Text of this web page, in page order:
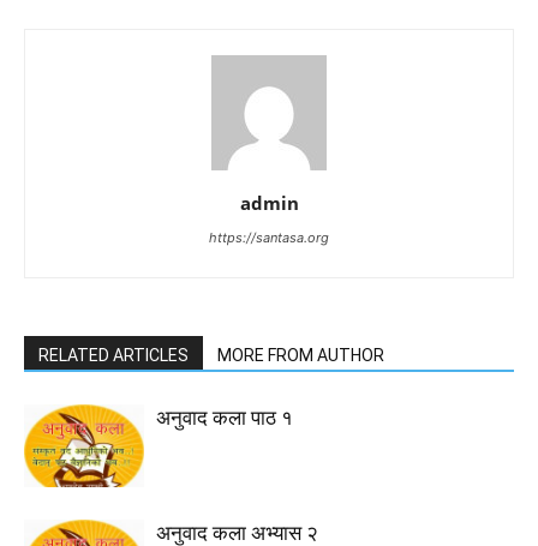
admin
https://santasa.org
RELATED ARTICLES MORE FROM AUTHOR
अनुवाद कला पाठ १
अनुवाद कला अभ्यास २